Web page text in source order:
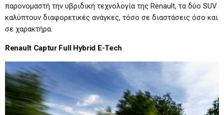
παρονομαστή την υβριδική τεχνολογία της Renault, τα δύο SUV
καλύπτουν διαφορετικές ανάγκες, τόσο σε διαστάσεις όσο και
σε χαρακτήρα.
Renault Captur Full Hybrid E-Tech